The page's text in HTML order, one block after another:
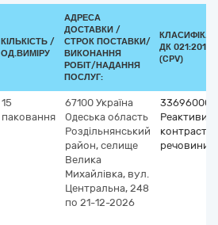
КІЛЬКІСТЬ /
ОД.ВИМІРУ
АДРЕСА
ДОСТАВКИ /
СТРОК ПОСТАВКИ/
ВИКОНАННЯ
РОБІТ/НАДАННЯ
ПОСЛУГ:
ДК 021:2015
(CPV)
15
паковання
67100 Україна
Одеська область
Роздільнянський
район, селище
Велика
Михайлівка, вул.
Центральна, 248
по 21-12-2026
33696000-
Реактиви
контрастні
речовини